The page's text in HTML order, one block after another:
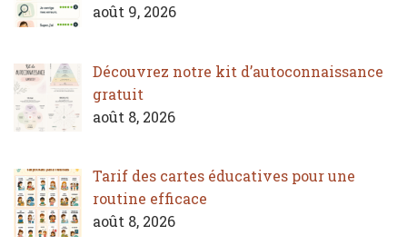
août 9, 2026
Découvrez notre kit d’autoconnaissance
gratuit
août 8, 2026
Tarif des cartes éducatives pour une
routine efficace
août 8, 2026